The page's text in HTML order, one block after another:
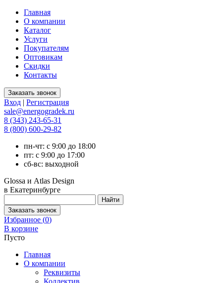
Главная
О компании
Каталог
Услуги
Покупателям
Оптовикам
Скидки
Контакты
Вход | Регистрация
sale@energogradek.ru
8 (343) 243-65-31
8 (800) 600-29-82
пн-чт: с 9:00 до 18:00
пт: с 9:00 до 17:00
сб-вс: выходной
Glossa и Atlas Design
в Екатеринбурге
Избранное (0)
В корзине
Пусто
Главная
О компании
Реквизиты
Коллектив